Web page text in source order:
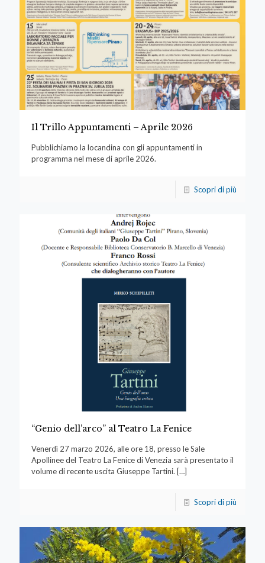
Il Trillo Appuntamenti – Aprile 2026
Pubblichiamo la locandina con gli appuntamenti in
programma nel mese di aprile 2026.
Scopri di più
“Genio dell’arco” al Teatro La Fenice
Venerdì 27 marzo 2026, alle ore 18, presso le Sale
Apollinee del Teatro La Fenice di Venezia sarà presentato il
volume di recente uscita Giuseppe Tartini. […]
Scopri di più